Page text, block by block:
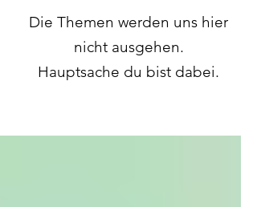
Die Themen werden uns hier
nicht ausgehen.
Hauptsache du bist dabei.